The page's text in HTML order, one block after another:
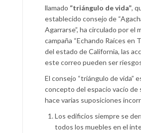
llamado “triángulo de vida”,
establecido consejo de
Agarrarse”, ha circulado por el
campaña “Echando Raíces en
del estado de California, las
este correo pueden ser
El consejo “triángulo de vida”
concepto del espacio vacío de
hace varias suposiciones
Los edificios siempre se
todos los muebles en el